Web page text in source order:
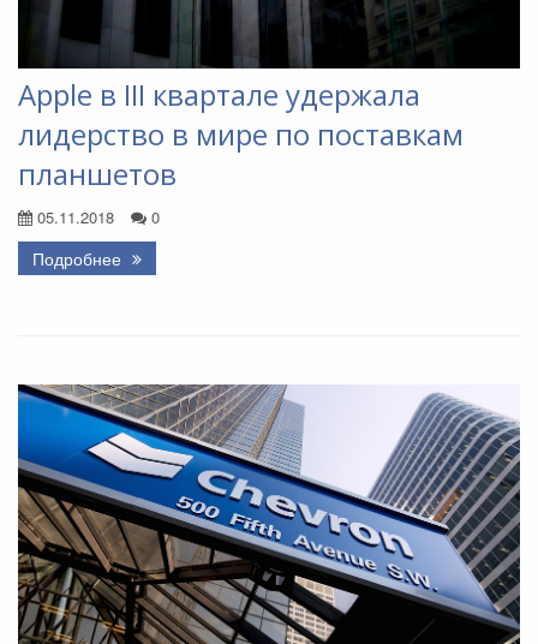
Apple в III квартале удержала
лидерство в мире по поставкам
планшетов
05.11.2018 0
Подробнее